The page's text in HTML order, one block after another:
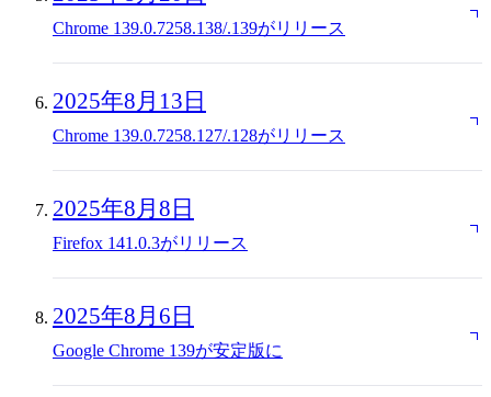
Chrome 139.0.7258.138/.139がリリース
2025年8月13日
Chrome 139.0.7258.127/.128がリリース
2025年8月8日
Firefox 141.0.3がリリース
2025年8月6日
Google Chrome 139が安定版に